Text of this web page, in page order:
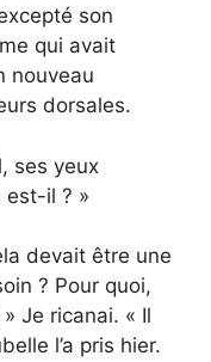
son
qui avait
nouveau
dorsales.
ses yeux
est-il ? »
devait être une
? Pour quoi,
Je ricanai. « Il
l’a pris hier.